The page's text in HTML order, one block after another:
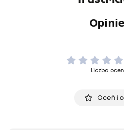
Opinie
Liczba
Oceń i